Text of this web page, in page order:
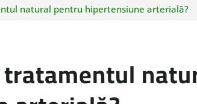
natural pentru hipertensiune arterială?